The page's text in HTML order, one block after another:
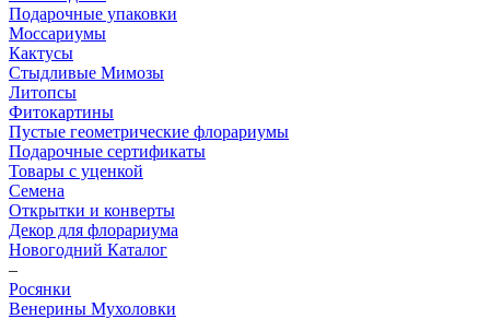
Подарочные упаковки
Моссариумы
Кактусы
Стыдливые Мимозы
Литопсы
Фитокартины
Пустые геометрические флорариумы
Подарочные сертификаты
Товары с уценкой
Семена
Открытки и конверты
Декор для флорариума
Новогодний Каталог
–
Росянки
Венерины Мухоловки